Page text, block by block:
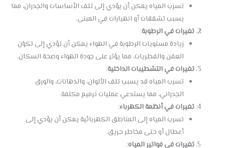
تسرب المياه يمكن أن يؤدي إلى تلف الأساسات والجدران، مما
يسبب تشققات أو انهيارات في المبنى.
تغيرات في الرطوبة:
زيادة مستويات الرطوبة في الهواء يمكن أن تؤدي إلى تكوّن
العفن والفطريات، مما يؤثر على جودة الهواء وصحة السكان.
تغيرات في التشطيبات الداخلية:
تسرب المياه قد يسبب تلف الألوان، والدهانات، والورق
الجدراني، مما يستدعي عمليات ترميم مكلفة.
تغيرات في أنظمة الكهرباء:
تسرب المياه إلى المناطق الكهربائية يمكن أن يؤدي إلى
أعطال أو حتى مخاطر حريق.
تغيرات في فواتير المياه: